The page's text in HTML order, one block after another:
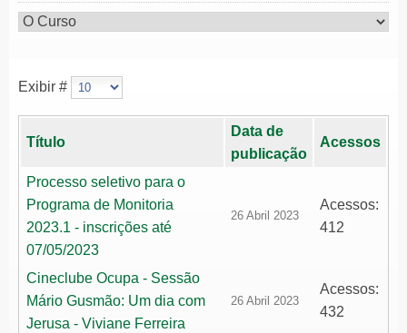
Exibir #
Título
Data de
publicação
Acessos
Processo seletivo para o
Programa de Monitoria
2023.1 - inscrições até
07/05/2023
26 Abril 2023
Acessos:
412
Cineclube Ocupa - Sessão
Mário Gusmão: Um dia com
Jerusa - Viviane Ferreira
26 Abril 2023
Acessos:
432